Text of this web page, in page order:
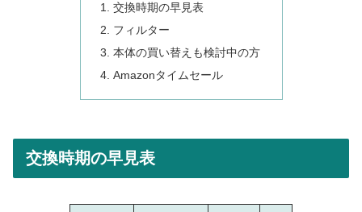
交換時期の早見表
フィルター
本体の買い替えも検討中の方
Amazonタイムセール
交換時期の早見表